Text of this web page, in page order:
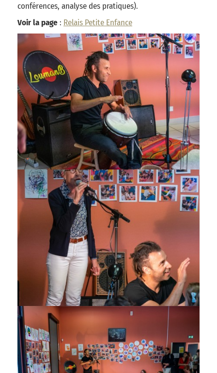
conférences, analyse des pratiques).
Voir la page: Relais Petite Enfance